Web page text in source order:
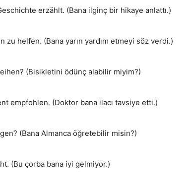
erzählt. (Bana ilginç bir hikaye anlattı.)
helfen. (Bana yarın yardım etmeyi söz verdi.)
(Bisikletini ödünç alabilir miyim?)
empfohlen. (Doktor bana ilacı tavsiye etti.)
(Bana Almanca öğretebilir misin?)
(Bu çorba bana iyi gelmiyor.)